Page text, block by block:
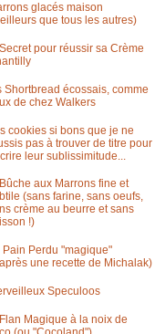
glacés maison
que tous les autres)
pour réussir sa Crème
Shortbread écossais, comme
de chez Walkers
cookies si bons que je ne
pas à trouver de titre pour
leur sublissimitude...
aux Marrons fine et
(sans farine, sans oeufs,
crème au beurre et sans
!)
Pain Perdu "magique"
une recette de Michalak)
Speculoos
Magique à la noix de